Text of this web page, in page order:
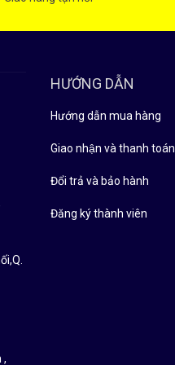
,
HƯỚNG DẪN
Hướng dẫn mua hàng
Giao nhận và thanh toán
Đổi trả và bảo hành
Đăng ký thành viên